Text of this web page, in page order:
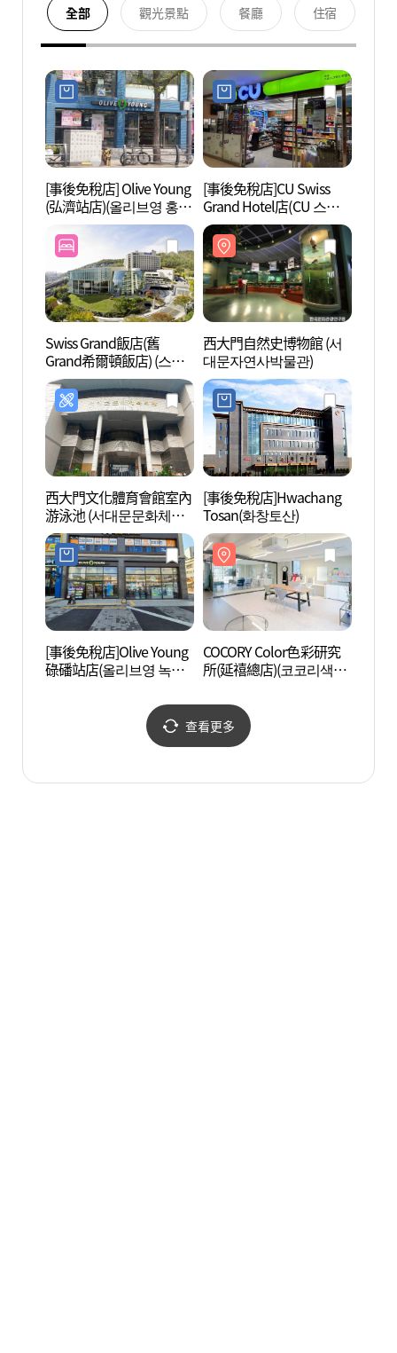
全部 觀光景點 餐廳 住宿
[事後免稅店] Olive Young
(弘濟站店)(올리브영 홍제
[事後免稅店]CU Swiss
Grand Hotel店(CU 스위
스그랜드호텔점)
Swiss Grand飯店(舊
Grand希爾頓飯店) (스위
스 그랜드 호텔(구 그랜드
힐튼 서울))
西大門自然史博物館 (서
대문자연사박물관)
西大門文化體育會館室內
游泳池 (서대문문화체육
회관 실내수영장)
[事後免稅店]Hwachang
Tosan(화창토산)
[事後免稅店]Olive Young
碌磻站店(올리브영 녹번
COCORY Color色彩研究
所(延禧總店)(코코리색채
查看更多